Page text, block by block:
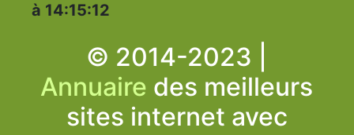
à 14:15:12
© 2014-2023 |
Annuaire des meilleurs
sites internet avec